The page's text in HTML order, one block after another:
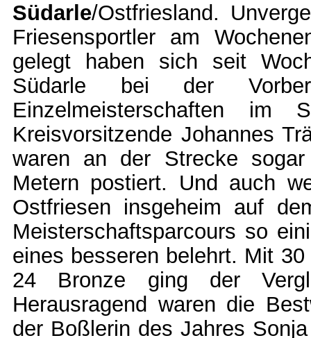
Südarle/Ostfriesland.
Friesensportler am
gelegt haben sich seit
Südarle bei der
Einzelmeisterschaften im
Kreisvorsitzende Johannes
waren an der Strecke
Metern postiert. Und auch
Ostfriesen insgeheim auf
Meisterschaftsparcours so
eines besseren belehrt. Mit
24 Bronze ging der
Herausragend waren die
der Boßlerin des Jahres